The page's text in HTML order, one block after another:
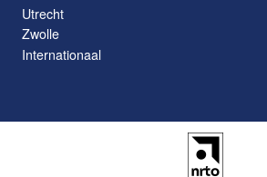
Utrecht
Zwolle
Internationaal